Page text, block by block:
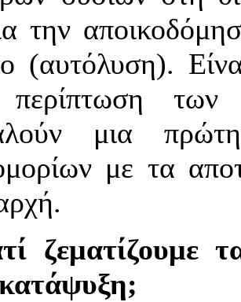
την
(αυτόλυση).
περίπτωση
μια
με τα
ζεματίζουμε